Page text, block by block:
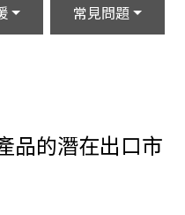
常見問題
的潛在出口市